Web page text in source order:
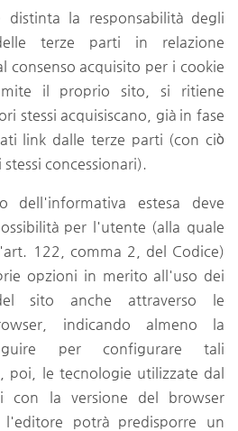
la responsabilità degli
terze parti in relazione
consenso acquisito per i cookie
il proprio sito, si ritiene
stessi acquisiscano, già in fase
link dalle terze parti (con ciò
concessionari).
dell'informativa estesa deve
per l'utente (alla quale
122, comma 2, del Codice)
opzioni in merito all'uso dei
sito anche attraverso le
indicando almeno la
per configurare tali
poi, le tecnologie utilizzate dal
con la versione del browser
potrà predisporre un